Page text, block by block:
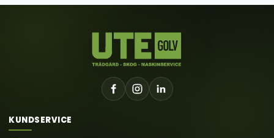
KUNDSERVICE